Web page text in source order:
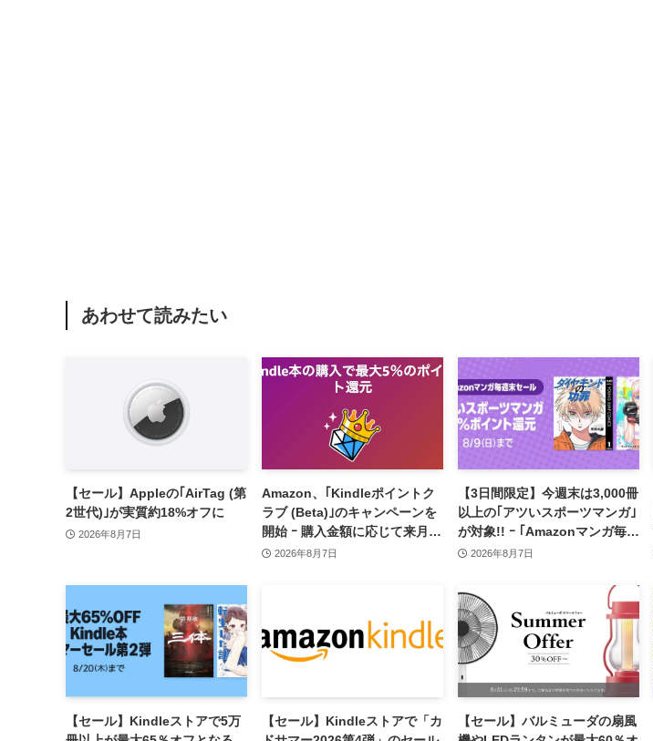
あわせて読みたい
【セール】Appleの｢AirTag (第
2世代)｣が実質約18%オフに
2026年8月7日
Amazon、｢Kindleポイントク
ラブ (Beta)｣のキャンペーンを
開始 ｰ 購入金額に応じて来月の
ポイント還元率アップ
2026年8月7日
【3日間限定】今週末は3,000冊
以上の｢アツいスポーツマンガ｣
が対象!! ｰ ｢Amazonマンガ毎週
末セール｣がスタート
2026年8月7日
【セール】Kindleストアで5万
【セール】Kindleストアで「カ
【セール】バルミューダの扇風